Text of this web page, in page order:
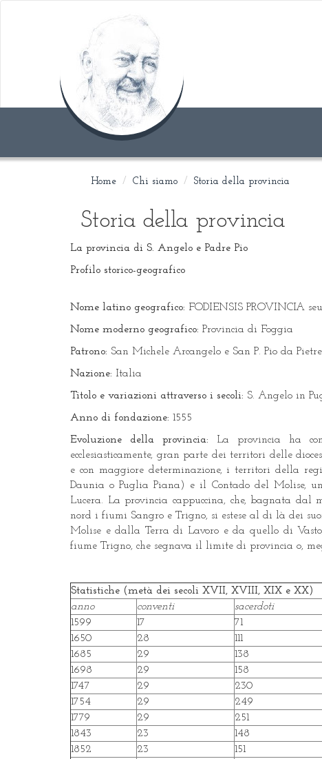
Home Chi siamo Storia della provincia
Storia della provincia
La provincia di S. Angelo e Padre Pio
Profilo storico-geografico
Nome latino geografico: FODIENSIS PROVINCIA
Nome moderno geografico: Provincia di Foggia
Patrono: San Michele Arcangelo e San P. Pio da
Nazione: Italia
Titolo e variazioni attraverso i secoli: S. Angelo in
Anno di fondazione: 1555
Evoluzione della provincia: La provincia ha
ecclesiasticamente, gran parte dei territori delle
e con maggiore determinazione, i territori della
Daunia o Puglia Piana) e il Contado del Molise,
Lucera. La provincia cappuccina, che, bagnata
nord i fiumi Sangro e Trigno, si estese al di là dei
Molise e dalla Terra di Lavoro e da quello di
fiume Trigno, che segnava il limite di provincia o,
Statistiche (metà dei secoli XVII, XVIII, XIX e XX)
anno
conventi sacerdoti
1599
17 71
1650
28 111
1685
29 138
1698
29 158
1747
29 230
1754
29 249
1779
29 251
1843
23 148
1852
23 151